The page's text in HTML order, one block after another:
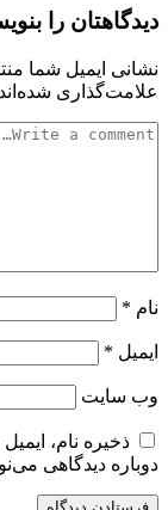
دیدگاهتان را
نشانی ایمیل شما
علامت‌گذاری شده‌اند
نام *
ایمیل *
وب‌ سایت
ذخیره نام،
دوباره دیدگاهی